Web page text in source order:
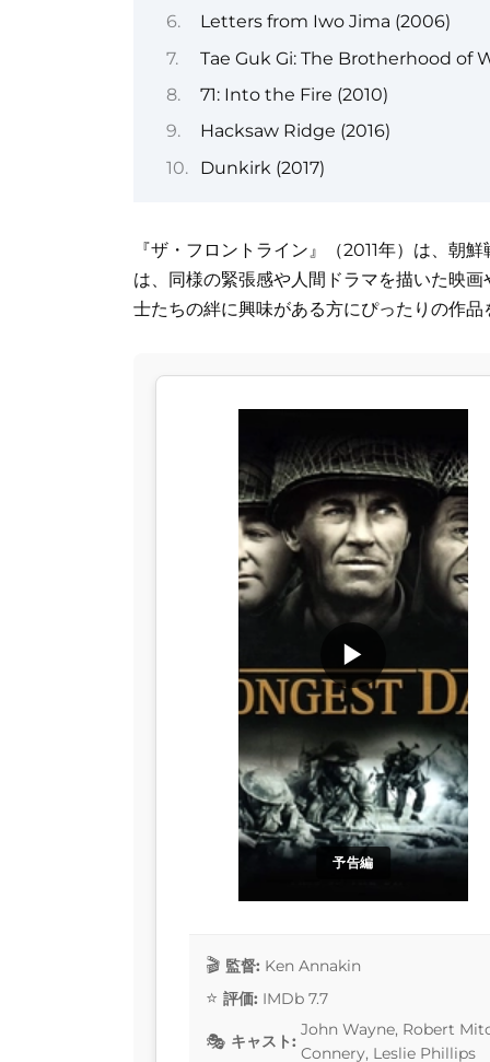
Letters from Iwo Jima (2006)
Tae Guk Gi: The Brotherhood of
71: Into the Fire (2010)
Hacksaw Ridge (2016)
Dunkirk (2017)
『ザ・フロントライン』（2011年）は、朝
は、同様の緊張感や人間ドラマを描いた映
士たちの絆に興味がある方にぴったりの作品
予告編
▶
監督: Ken Annakin
評価: IMDb 7.7
キャスト:
John Wayne, Robert
Connery, Leslie Phillips